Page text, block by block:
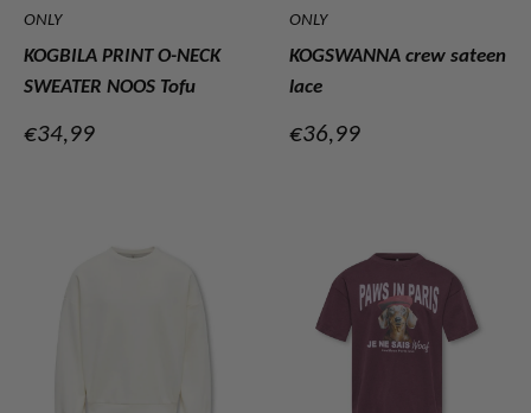
ONLY
KOGBILA PRINT O-NECK
SWEATER NOOS Tofu
Verkoopprijs
€34,99
ONLY
KOGSWANNA crew sateen
lace
Verkoopprijs
€36,99